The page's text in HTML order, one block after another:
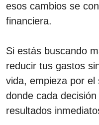
esos cambios se
financiera.
Si estás buscando
reducir tus gastos
vida, empieza por
donde cada
resultados